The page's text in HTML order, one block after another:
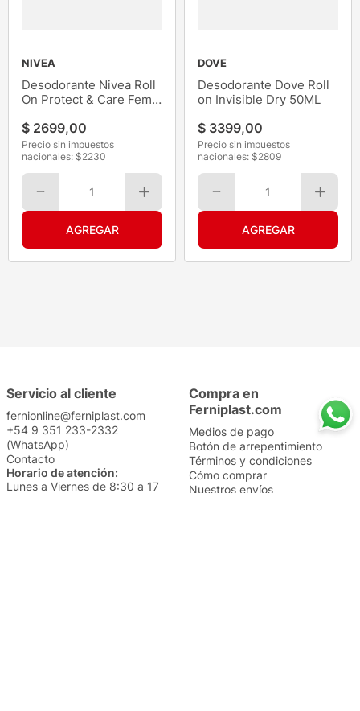
NIVEA
Desodorante Nivea Roll
On Protect & Care Fem
$ 2699,00
Precio sin impuestos
nacionales: $2230
1
DOVE
Desodorante Dove Roll
on Invisible Dry 50ML
$ 3399,00
Precio sin impuestos
nacionales: $2809
1
Servicio al cliente
fernionline@ferniplast.com
+54 9 351 233-2332
(WhatsApp)
Contacto
Horario de atención:
Lunes a Viernes de 8:30 a 17
Compra en
Ferniplast.com
Medios de pago
Botón de arrepentimiento
Términos y condiciones
Cómo comprar
Nuestros envíos